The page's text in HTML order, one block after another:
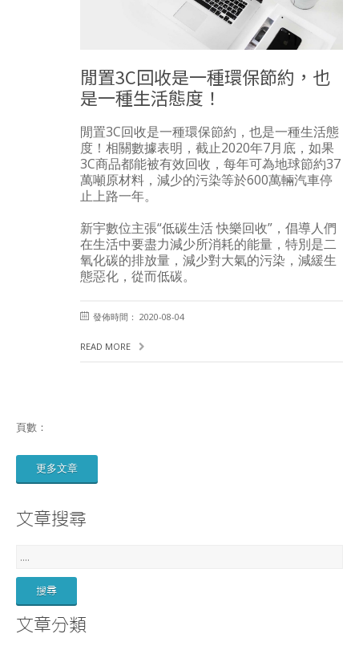
閒置3C回收是一種環保節約，也
是一種生活態度！
閒置3C回收是一種環保節約，也是一種生活態
度！相關數據表明，截止2020年7月底，如果
3C商品都能被有效回收，每年可為地球節約37
萬噸原材料，減少的污染等於600萬輛汽車停
止上路一年。
新宇數位主張“低碳生活 快樂回收”，倡導人們
在生活中要盡力減少所消耗的能量，特別是二
氧化碳的排放量，減少對大氣的污染，減緩生
態惡化，從而低碳。
發佈時間： 2020-08-04
READ MORE
頁數：
更多文章
文章搜尋
文章分類